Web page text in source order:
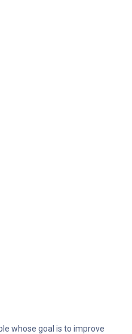
whose goal is to improve